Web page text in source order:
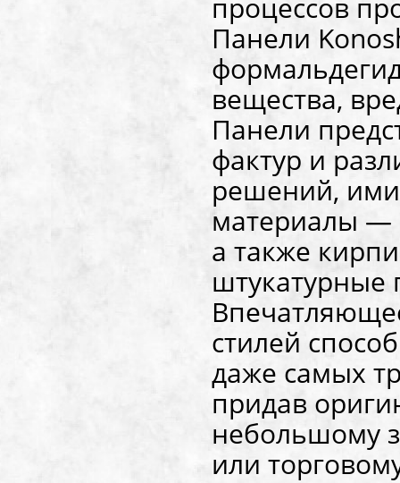
процессов
Панели
вещества,
Панели
фактур и
решений,
материалы —
а также
штукатурные
стилей
даже самых
придав
небольшому
или